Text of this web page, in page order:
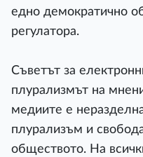
едно демократично
регулатора.
Съветът за
плурализмът на
медиите е
плурализъм и
обществото. На